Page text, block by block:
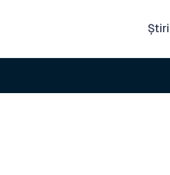
Știri